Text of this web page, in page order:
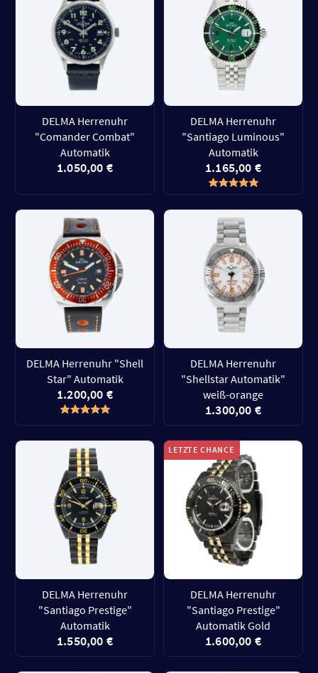
DELMA Herrenuhr
"Comander Combat"
Automatik
1.050,00 €
DELMA Herrenuhr
"Santiago Luminous"
Automatik
1.165,00 €
DELMA Herrenuhr "Shell
Star" Automatik
1.200,00 €
DELMA Herrenuhr
"Shellstar Automatik"
weiß-orange
1.300,00 €
DELMA Herrenuhr
"Santiago Prestige"
Automatik
1.550,00 €
LETZTE CHANCE
DELMA Herrenuhr
"Santiago Prestige"
Automatik Gold
1.600,00 €